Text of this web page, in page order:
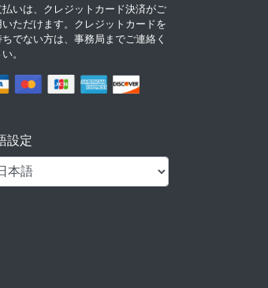
払いは、クレジットカード決済がご
いただけます。クレジットカードを
ちでない方は、事務局までご連絡く
。
設定